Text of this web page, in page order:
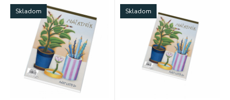
Skladom Skladom